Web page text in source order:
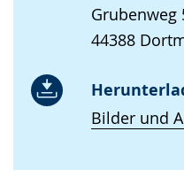
Grubenweg
44388
Bilder und